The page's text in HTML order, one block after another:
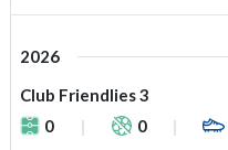
2026
Club Friendlies 3
0
0